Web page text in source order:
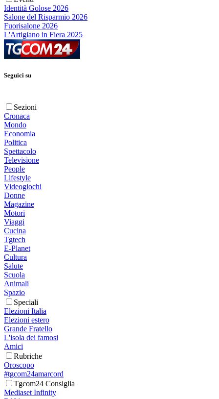
Identità Golose 2026
Salone del Risparmio 2026
Fuorisalone 2026
L'Artigiano in Fiera 2025
Seguici su
Sezioni
Cronaca
Mondo
Economia
Politica
Spettacolo
Televisione
People
Lifestyle
Videogiochi
Donne
Magazine
Motori
Viaggi
Cucina
Tgtech
E-Planet
Cultura
Salute
Scuola
Animali
Spazio
Speciali
Elezioni Italia
Elezioni estero
Grande Fratello
L'isola dei famosi
Amici
Rubriche
Oroscopo
#tgcom24amarcord
Tgcom24 Consiglia
Mediaset Infinity